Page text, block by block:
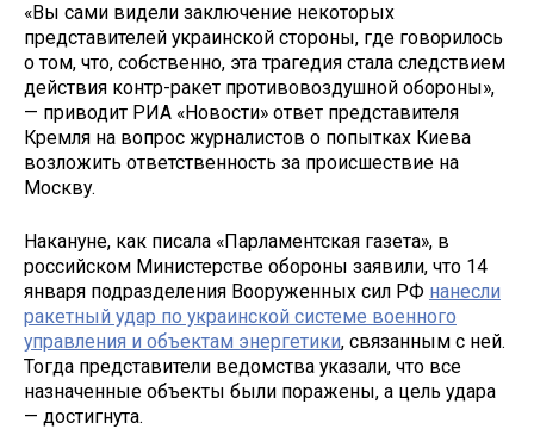
«Вы сами видели заключение некоторых
представителей украинской стороны, где говорилось
о том, что, собственно, эта трагедия стала следствием
действия контр-ракет противовоздушной обороны»,
— приводит РИА «Новости» ответ представителя
Кремля на вопрос журналистов о попытках Киева
возложить ответственность за происшествие на
Москву.
Накануне, как писала «Парламентская газета», в
российском Министерстве обороны заявили, что 14
января подразделения Вооруженных сил РФ нанесли
ракетный удар по украинской системе военного
управления и объектам энергетики, связанным с ней.
Тогда представители ведомства указали, что все
назначенные объекты были поражены, а цель удара
— достигнута.